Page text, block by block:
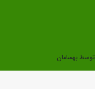
توسط بهسامان